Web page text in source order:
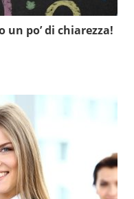
un po’ di chiarezza!